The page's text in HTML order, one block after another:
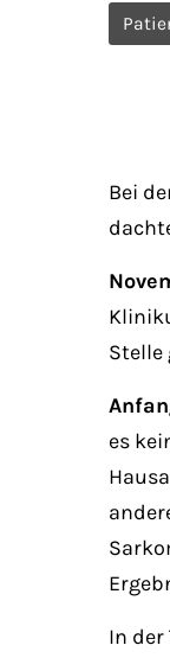
Bei
Stelle
es
In